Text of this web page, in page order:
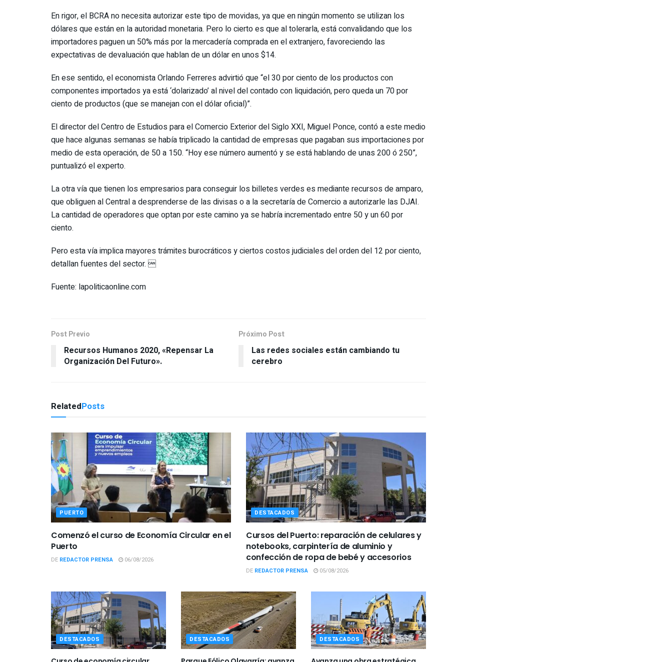
En rigor, el BCRA no necesita autorizar este tipo de movidas, ya que en ningún momento se utilizan los
dólares que están en la autoridad monetaria. Pero lo cierto es que al tolerarla, está convalidando que los
importadores paguen un 50% más por la mercadería comprada en el extranjero, favoreciendo las
expectativas de devaluación que hablan de un dólar en unos $14.
En ese sentido, el economista Orlando Ferreres advirtió que “el 30 por ciento de los productos con
componentes importados ya está ‘dolarizado’ al nivel del contado con liquidación, pero queda un 70 por
ciento de productos (que se manejan con el dólar oficial)”.
El director del Centro de Estudios para el Comercio Exterior del Siglo XXI, Miguel Ponce, contó a este medio
que hace algunas semanas se había triplicado la cantidad de empresas que pagaban sus importaciones por
medio de esta operación, de 50 a 150. “Hoy ese número aumentó y se está hablando de unas 200 ó 250”,
puntualizó el experto.
La otra vía que tienen los empresarios para conseguir los billetes verdes es mediante recursos de amparo,
que obliguen al Central a desprenderse de las divisas o a la secretaría de Comercio a autorizarle las DJAI.
La cantidad de operadores que optan por este camino ya se habría incrementado entre 50 y un 60 por
ciento.
Pero esta vía implica mayores trámites burocráticos y ciertos costos judiciales del orden del 12 por ciento,
detallan fuentes del sector. 
Fuente: lapoliticaonline.com
Post Previo
Recursos Humanos 2020, «Repensar La
Organización Del Futuro».
Próximo Post
Las redes sociales están cambiando tu
cerebro
RelatedPosts
PUERTO
Comenzó el curso de Economía Circular en el
Puerto
DE REDACTOR PRENSA 06/08/2026
DESTACADOS
Cursos del Puerto: reparación de celulares y
notebooks, carpintería de aluminio y
confección de ropa de bebé y accesorios
DE REDACTOR PRENSA 05/08/2026
DESTACADOS DESTACADOS DESTACADOS